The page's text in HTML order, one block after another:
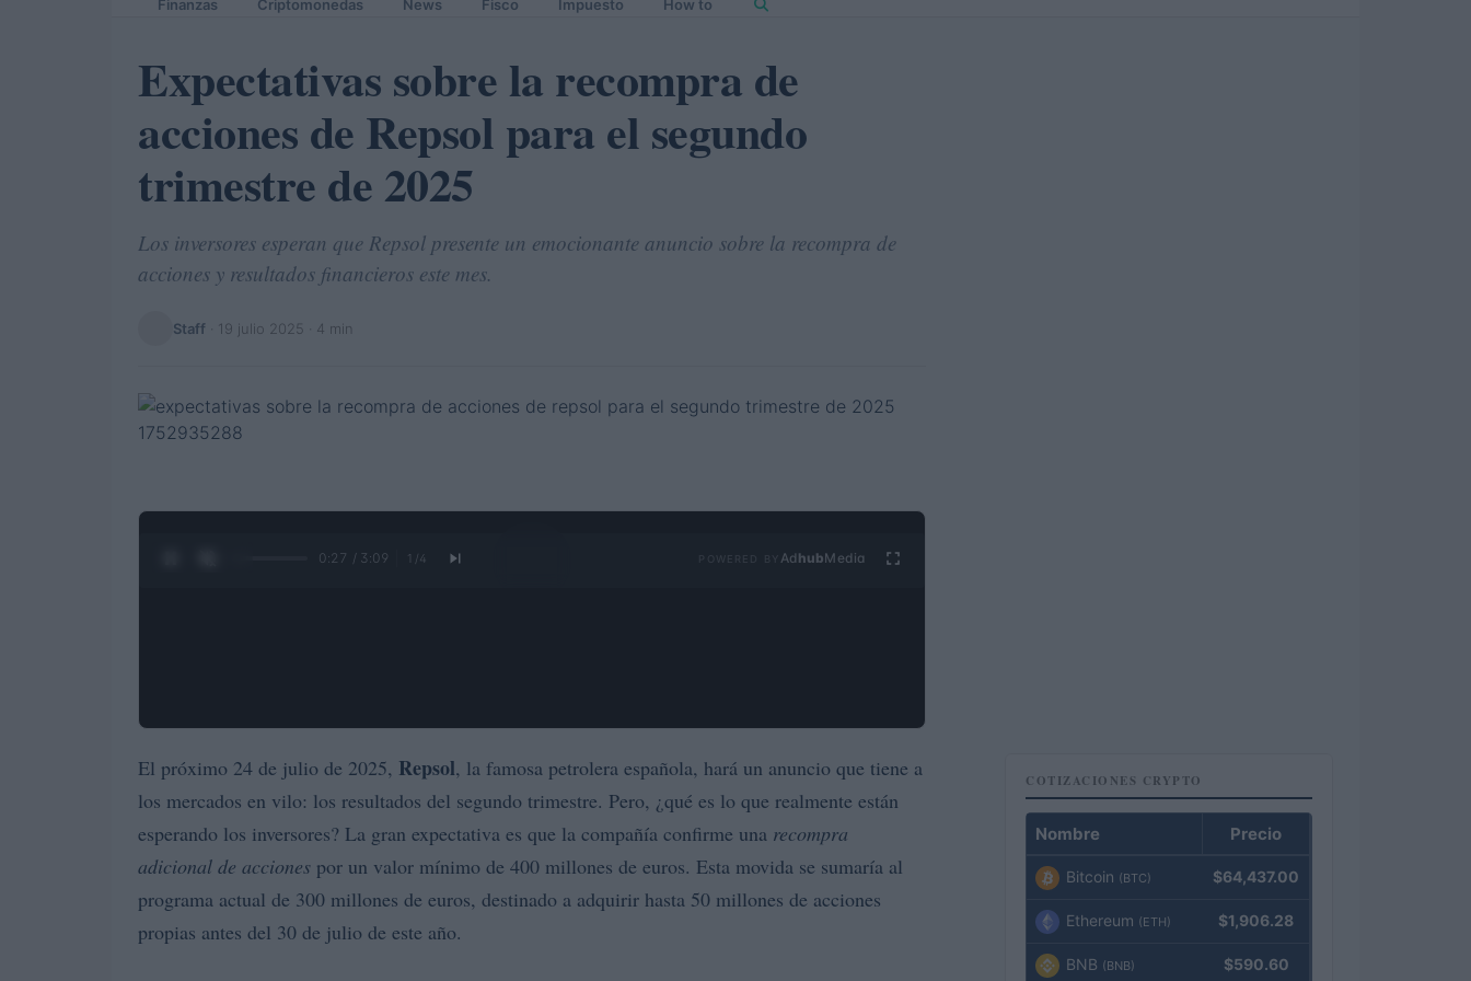
Finanzas Criptomonedas News Fisco Impuesto How to
Expectativas sobre la recompra de
acciones de Repsol para el segundo
trimestre de 2025
Los inversores esperan que Repsol presente un emocionante anuncio sobre la recompra de
acciones y resultados financieros este mes.
Staff 19 julio 2025 · 4 min
0:28 / 3:09 1 /4 Ad hubMedia
El próximo 24 de julio de 2025, Repsol, la famosa petrolera española, hará un anuncio que tiene a
los mercados en vilo: los resultados del segundo trimestre. Pero, ¿qué es lo que realmente están
esperando los inversores? La gran expectativa es que la compañía confirme una recompra
adicional de acciones por un valor mínimo de 400 millones de euros. Esta movida se sumaría al
programa actual de 300 millones de euros, destinado a adquirir hasta 50 millones de acciones
propias antes del 30 de julio de este año.
COTIZACIONES CRYPTO
Nombre Precio
Bitcoin (BTC) $64,437.00
Ethereum (ETH) $1,906.28
BNB (BNB) $590.60